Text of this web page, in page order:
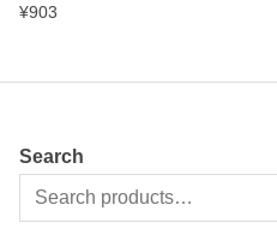
¥903
Search